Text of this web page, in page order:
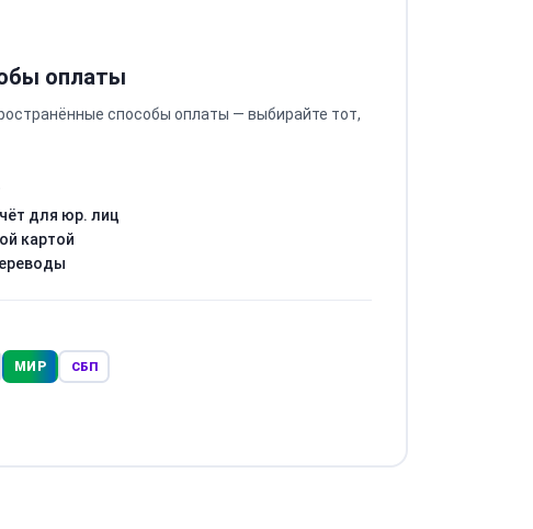
оплаты
способы оплаты — выбирайте тот,
для юр. лиц
картой
МИР СБП